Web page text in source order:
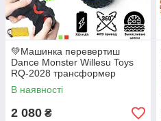
💚Машинка перевертиш
Dance Monster Willesu Toys
RQ-2028 трансформер
всюдихід на радіокеруванні
В наявності
2 080 ₴